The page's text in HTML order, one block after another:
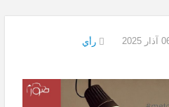
رأي